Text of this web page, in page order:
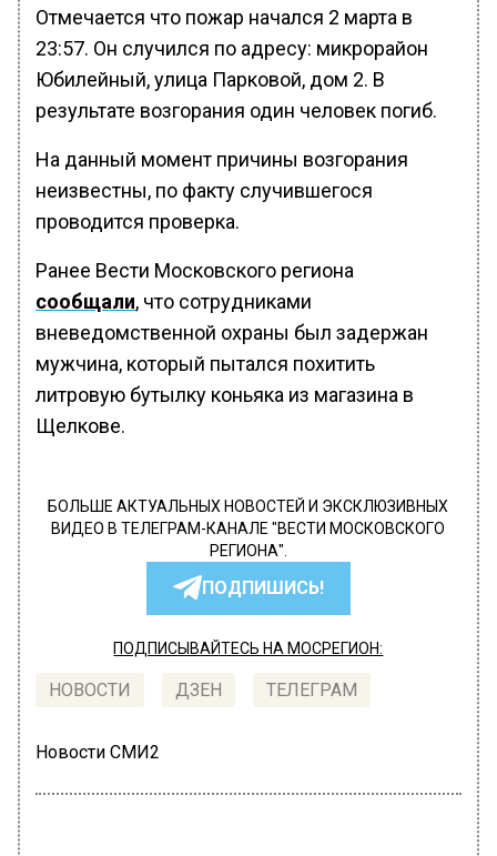
Отмечается что пожар начался 2 марта в
23:57. Он случился по адресу: микрорайон
Юбилейный, улица Парковой, дом 2. В
результате возгорания один человек погиб.
На данный момент причины возгорания
неизвестны, по факту случившегося
проводится проверка.
Ранее Вести Московского региона
сообщали, что сотрудниками
вневедомственной охраны был задержан
мужчина, который пытался похитить
литровую бутылку коньяка из магазина в
Щелкове.
БОЛЬШЕ АКТУАЛЬНЫХ НОВОСТЕЙ И ЭКСКЛЮЗИВНЫХ
ВИДЕО В ТЕЛЕГРАМ-КАНАЛЕ "ВЕСТИ МОСКОВСКОГО
РЕГИОНА".
ПОДПИШИСЬ!
ПОДПИСЫВАЙТЕСЬ НА МОСРЕГИОН:
НОВОСТИ ДЗЕН ТЕЛЕГРАМ
Новости СМИ2